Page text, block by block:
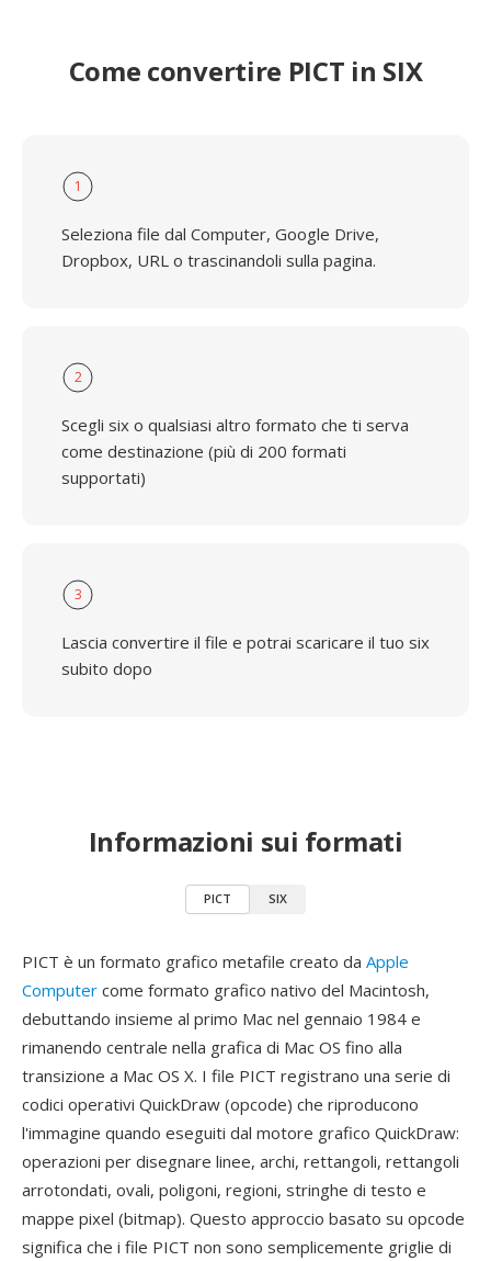
Come convertire PICT in SIX
1
Seleziona file dal Computer, Google Drive,
Dropbox, URL o trascinandoli sulla pagina.
2
Scegli six o qualsiasi altro formato che ti serva
come destinazione (più di 200 formati
supportati)
3
Lascia convertire il file e potrai scaricare il tuo six
subito dopo
Informazioni sui formati
PICT SIX
PICT è un formato grafico metafile creato da Apple
Computer come formato grafico nativo del Macintosh,
debuttando insieme al primo Mac nel gennaio 1984 e
rimanendo centrale nella grafica di Mac OS fino alla
transizione a Mac OS X. I file PICT registrano una serie di
codici operativi QuickDraw (opcode) che riproducono
l'immagine quando eseguiti dal motore grafico QuickDraw:
operazioni per disegnare linee, archi, rettangoli, rettangoli
arrotondati, ovali, poligoni, regioni, stringhe di testo e
mappe pixel (bitmap). Questo approccio basato su opcode
significa che i file PICT non sono semplicemente griglie di